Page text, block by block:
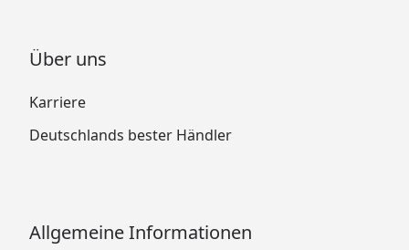
Über uns
Karriere
Deutschlands bester Händler
Allgemeine Informationen